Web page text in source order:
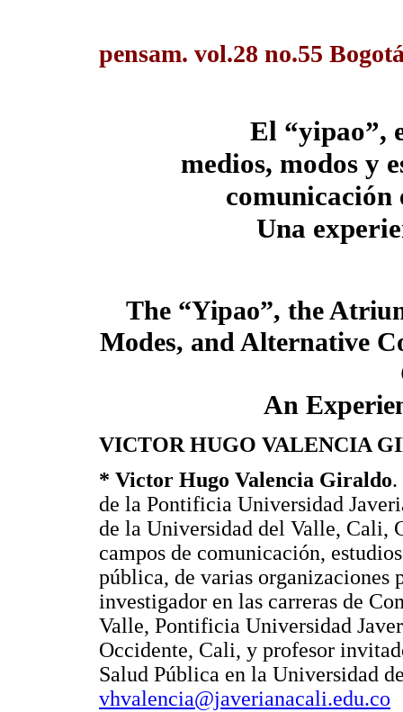
pensam. vol.28 no.55
El “yipao”,
medios, modos y
comunicación
Una
The “Yipao”, the
Modes, and Alternative
An
VICTOR HUGO VALENCIA
* Victor Hugo Valencia Giraldo.
de la Pontificia Universidad
de la Universidad del Valle, Cali,
campos de comunicación,
pública, de varias organizaciones
investigador en las carreras de
Valle, Pontificia Universidad
Occidente, Cali, y profesor
Salud Pública en la Universidad
vhvalencia@javerianacali.edu.co